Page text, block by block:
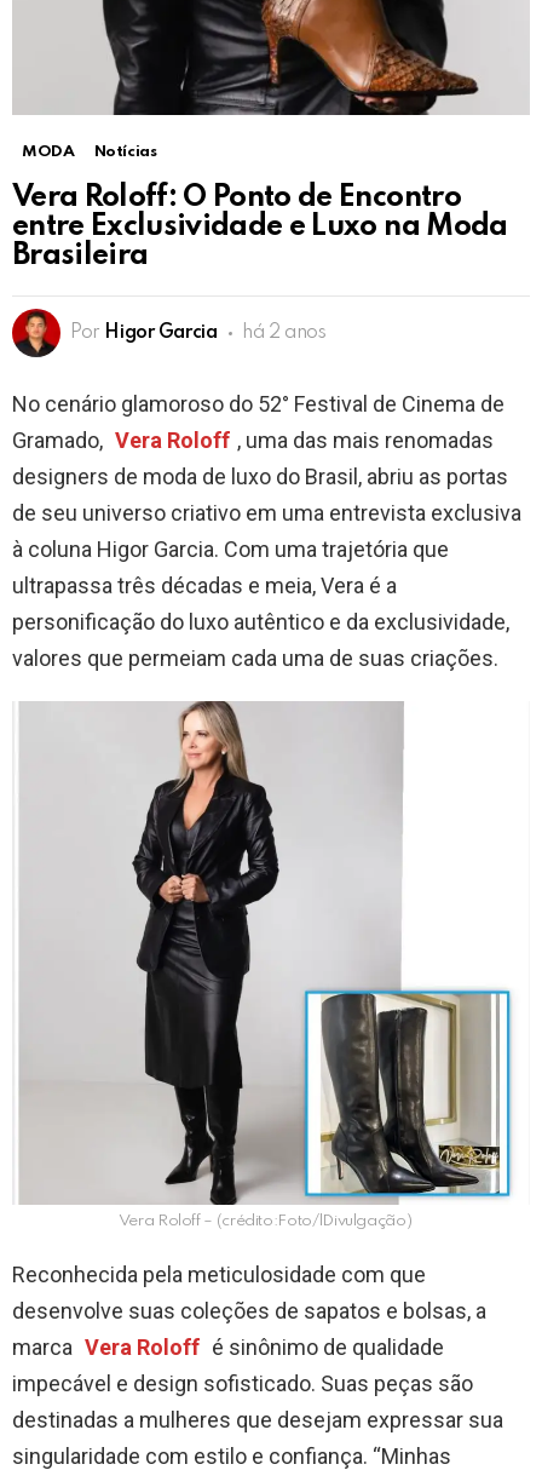
MODA Notícias
Vera Roloff: O Ponto de Encontro
entre Exclusividade e Luxo na Moda
Brasileira
Por Higor Garcia há 2 anos
No cenário glamoroso do 52° Festival de Cinema de
Gramado, Vera Roloff , uma das mais renomadas
designers de moda de luxo do Brasil, abriu as portas
de seu universo criativo em uma entrevista exclusiva
à coluna Higor Garcia. Com uma trajetória que
ultrapassa três décadas e meia, Vera é a
personificação do luxo autêntico e da exclusividade,
valores que permeiam cada uma de suas criações.
Vera Roloff – (crédito:Foto/lDivulgação)
Reconhecida pela meticulosidade com que
desenvolve suas coleções de sapatos e bolsas, a
marca Vera Roloff é sinônimo de qualidade
impecável e design sofisticado. Suas peças são
destinadas a mulheres que desejam expressar sua
singularidade com estilo e confiança. “Minhas